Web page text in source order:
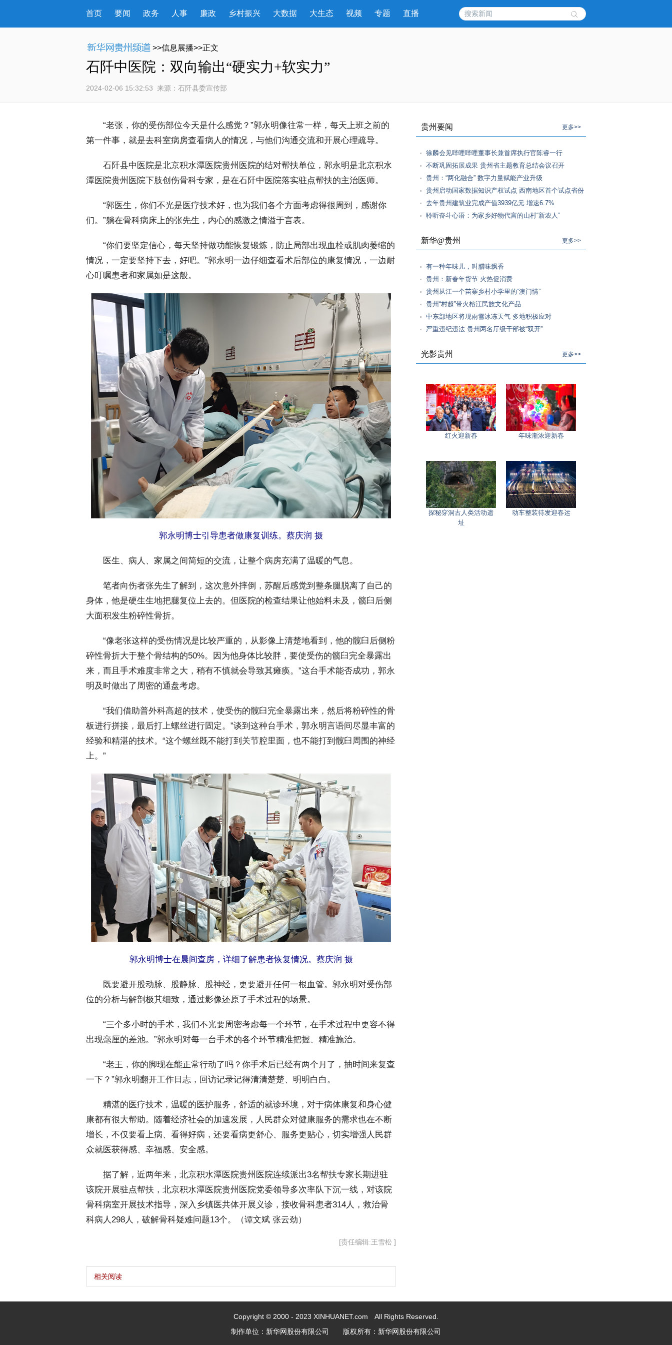
首页 要闻 政务 人事 廉政 乡村振兴 大数据 大生态 视频 专题 直播
>>信息展播>>正文
石阡中医院：双向输出“硬实力+软实力”
2024-02-06 15:32:53 来源： 石阡县委宣传部
“老张，你的受伤部位今天是什么感觉？”郭永明像往常一样，每天上班之前的
第一件事，就是去科室病房查看病人的情况，与他们沟通交流和开展心理疏导。
石阡县中医院是北京积水潭医院贵州医院的结对帮扶单位，郭永明是北京积水
潭医院贵州医院下肢创伤骨科专家，是在石阡中医院落实驻点帮扶的主治医师。
“郭医生，你们不光是医疗技术好，也为我们各个方面考虑得很周到，感谢你
们。”躺在骨科病床上的张先生，内心的感激之情溢于言表。
“你们要坚定信心，每天坚持做功能恢复锻炼，防止局部出现血栓或肌肉萎缩的
情况，一定要坚持下去，好吧。”郭永明一边仔细查看术后部位的康复情况，一边耐
心叮嘱患者和家属如是这般。
郭永明博士引导患者做康复训练。蔡庆润 摄
医生、病人、家属之间简短的交流，让整个病房充满了温暖的气息。
笔者向伤者张先生了解到，这次意外摔倒，苏醒后感觉到整条腿脱离了自己的
身体，他是硬生生地把腿复位上去的。但医院的检查结果让他始料未及，髋臼后侧
大面积发生粉碎性骨折。
“像老张这样的受伤情况是比较严重的，从影像上清楚地看到，他的髋臼后侧粉
碎性骨折大于整个骨结构的50%。因为他身体比较胖，要使受伤的髋臼完全暴露出
来，而且手术难度非常之大，稍有不慎就会导致其瘫痪。”这台手术能否成功，郭永
明及时做出了周密的通盘考虑。
“我们借助普外科高超的技术，使受伤的髋臼完全暴露出来，然后将粉碎性的骨
板进行拼接，最后打上螺丝进行固定。”谈到这种台手术，郭永明言语间尽显丰富的
经验和精湛的技术。“这个螺丝既不能打到关节腔里面，也不能打到髋臼周围的神经
上。”
郭永明博士在晨间查房，详细了解患者恢复情况。蔡庆润 摄
既要避开股动脉、股静脉、股神经，更要避开任何一根血管。郭永明对受伤部
位的分析与解剖极其细致，通过影像还原了手术过程的场景。
“三个多小时的手术，我们不光要周密考虑每一个环节，在手术过程中更容不得
出现毫厘的差池。”郭永明对每一台手术的各个环节精准把握、精准施治。
“老王，你的脚现在能正常行动了吗？你手术后已经有两个月了，抽时间来复查
一下？”郭永明翻开工作日志，回访记录记得清清楚楚、明明白白。
精湛的医疗技术，温暖的医护服务，舒适的就诊环境，对于病体康复和身心健
康都有很大帮助。随着经济社会的加速发展，人民群众对健康服务的需求也在不断
增长，不仅要看上病、看得好病，还要看病更舒心、服务更贴心，切实增强人民群
众就医获得感、幸福感、安全感。
据了解，近两年来，北京积水潭医院贵州医院连续派出3名帮扶专家长期进驻
该院开展驻点帮扶，北京积水潭医院贵州医院党委领导多次率队下沉一线，对该院
骨科病室开展技术指导，深入乡镇医共体开展义诊，接收骨科患者314人，救治骨
科病人298人，破解骨科疑难问题13个。（谭文斌 张云劲）
[责任编辑:王雪松 ]
相关阅读
贵州要闻 更多>>
徐麟会见哔哩哔哩董事长兼首席执行官陈睿一行
不断巩固拓展成果 贵州省主题教育总结会议召开
贵州：“两化融合” 数字力量赋能产业升级
贵州启动国家数据知识产权试点 西南地区首个试点省份
去年贵州建筑业完成产值3939亿元 增速6.7%
聆听奋斗心语：为家乡好物代言的山村“新农人”
新华@贵州 更多>>
有一种年味儿，叫腊味飘香
贵州：新春年货节 火热促消费
贵州从江一个苗寨乡村小学里的“澳门情”
贵州“村超”带火榕江民族文化产品
中东部地区将现雨雪冰冻天气 多地积极应对
严重违纪违法 贵州两名厅级干部被“双开”
光影贵州 更多>>
红火迎新春 年味渐浓迎新春
探秘穿洞古人类活动遗
址
动车整装待发迎春运
Copyright © 2000 - 2023 XINHUANET.com All Rights Reserved.
制作单位：新华网股份有限公司 版权所有：新华网股份有限公司